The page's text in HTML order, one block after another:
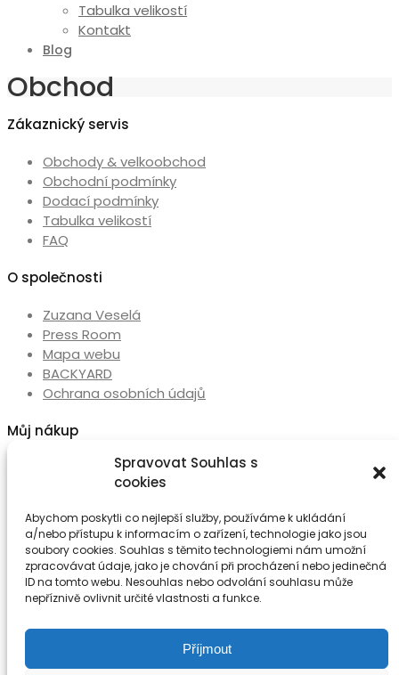
Spravovat Souhlas s
cookies
Abychom poskytli co nejlepší služby, používáme k ukládání
a/nebo přístupu k informacím o zařízení, technologie jako jsou
soubory cookies. Souhlas s těmito technologiemi nám umožní
zpracovávat údaje, jako je chování při procházení nebo jedinečná
ID na tomto webu. Nesouhlas nebo odvolání souhlasu může
nepříznivě ovlivnit určité vlastnosti a funkce.
Příjmout
Tabulka velikostí
Kontakt
Blog
Obchod
Zákaznický servis
Obchody & velkoobchod
Obchodní podmínky
Dodací podmínky
Tabulka velikostí
FAQ
O společnosti
Zuzana Veselá
Press Room
Mapa webu
BACKYARD
Ochrana osobních údajů
Můj nákup
Seznam přání
Sledujte nás
Kontakty
Ateliér
+420/608 248 256
zuzana@zuzanavesela.cz